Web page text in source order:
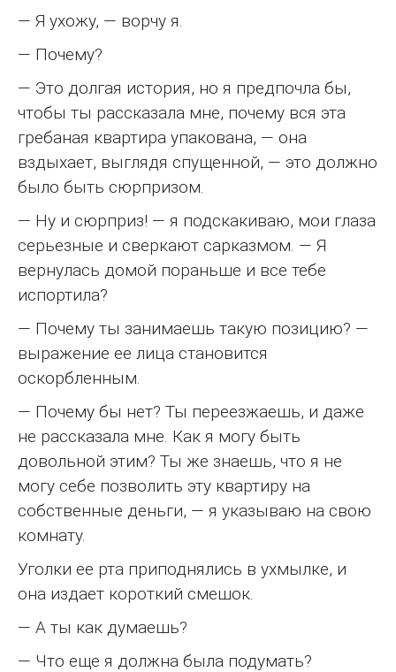
— Я ухожу, — ворчу я.
— Почему?
— Это долгая история, но я предпочла бы,
чтобы ты рассказала мне, почему вся эта
гребаная квартира упакована, — она
вздыхает, выглядя спущенной, — это должно
было быть сюрпризом.
— Ну и сюрприз! — я подскакиваю, мои глаза
серьезные и сверкают сарказмом. — Я
вернулась домой пораньше и все тебе
испортила?
— Почему ты занимаешь такую позицию? —
выражение ее лица становится
оскорбленным.
— Почему бы нет? Ты переезжаешь, и даже
не рассказала мне. Как я могу быть
довольной этим? Ты же знаешь, что я не
могу себе позволить эту квартиру на
собственные деньги, — я указываю на свою
комнату.
Уголки ее рта приподнялись в ухмылке, и
она издает короткий смешок.
— А ты как думаешь?
— Что еще я должна была подумать?